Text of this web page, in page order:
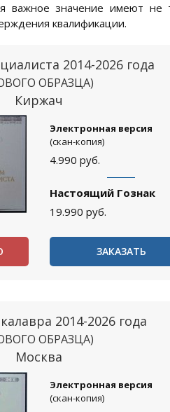
важное значение имеют
квалификации.
2014-2026 года
ОБРАЗЦА)
Киржач
Электронная версия
(скан-копия)
4.990 руб.
Настоящий Гознак
19.990 руб.
ЗАКАЗАТЬ
2014-2026 года
ОБРАЗЦА)
Москва
Электронная версия
(скан-копия)